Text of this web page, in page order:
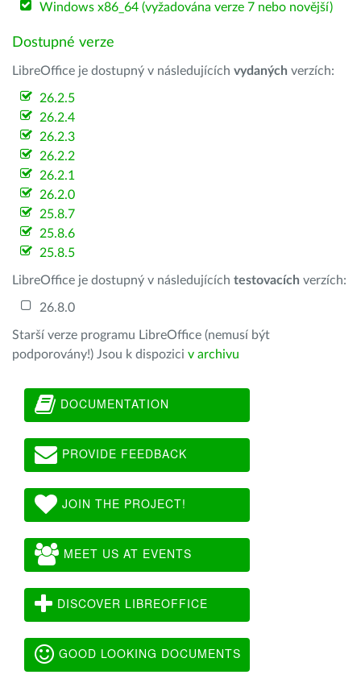
Windows x86_64 (vyžadována verze 7 nebo novější)
Dostupné verze
LibreOffice je dostupný v následujících vydaných verzích:
26.2.5
26.2.4
26.2.3
26.2.2
26.2.1
26.2.0
25.8.7
25.8.6
25.8.5
LibreOffice je dostupný v následujících testovacích verzích:
26.8.0
Starší verze programu LibreOffice (nemusí být
podporovány!) Jsou k dispozici v archivu
DOCUMENTATION
PROVIDE FEEDBACK
JOIN THE PROJECT!
MEET US AT EVENTS
DISCOVER LIBREOFFICE
GOOD LOOKING DOCUMENTS